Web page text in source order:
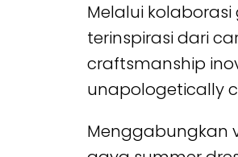
Melalui
terinspirasi dari
craftsmanship
unapologetically
Menggabungkan